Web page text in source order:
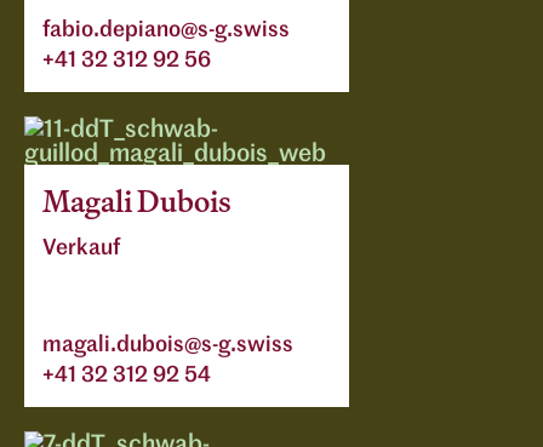
fabio.depiano@s-g.swiss
+41 32 312 92 56
Magali Dubois
Verkauf
magali.dubois@s-g.swiss
+41 32 312 92 54